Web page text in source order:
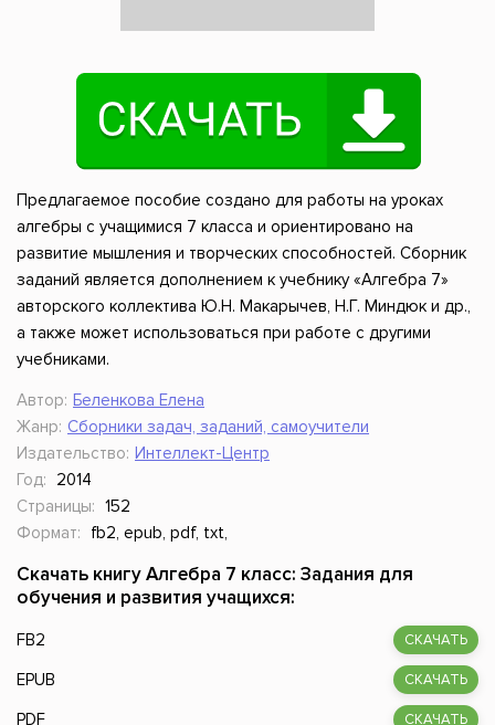
Предлагаемое пособие создано для работы на уроках
алгебры с учащимися 7 класса и ориентировано на
развитие мышления и творческих способностей. Сборник
заданий является дополнением к учебнику «Алгебра 7»
авторского коллектива Ю.Н. Макарычев, Н.Г. Миндюк и др.,
а также может использоваться при работе с другими
учебниками.
Автор: Беленкова Елена
Жанр: Сборники задач, заданий, самоучители
Издательство: Интеллект-Центр
Год:
2014
Страницы: 152
Формат:
fb2, epub, pdf, txt,
Скачать книгу Алгебра 7 класс: Задания для
обучения и развития учащихся:
FB2 СКАЧАТЬ
EPUB СКАЧАТЬ
PDF СКАЧАТЬ